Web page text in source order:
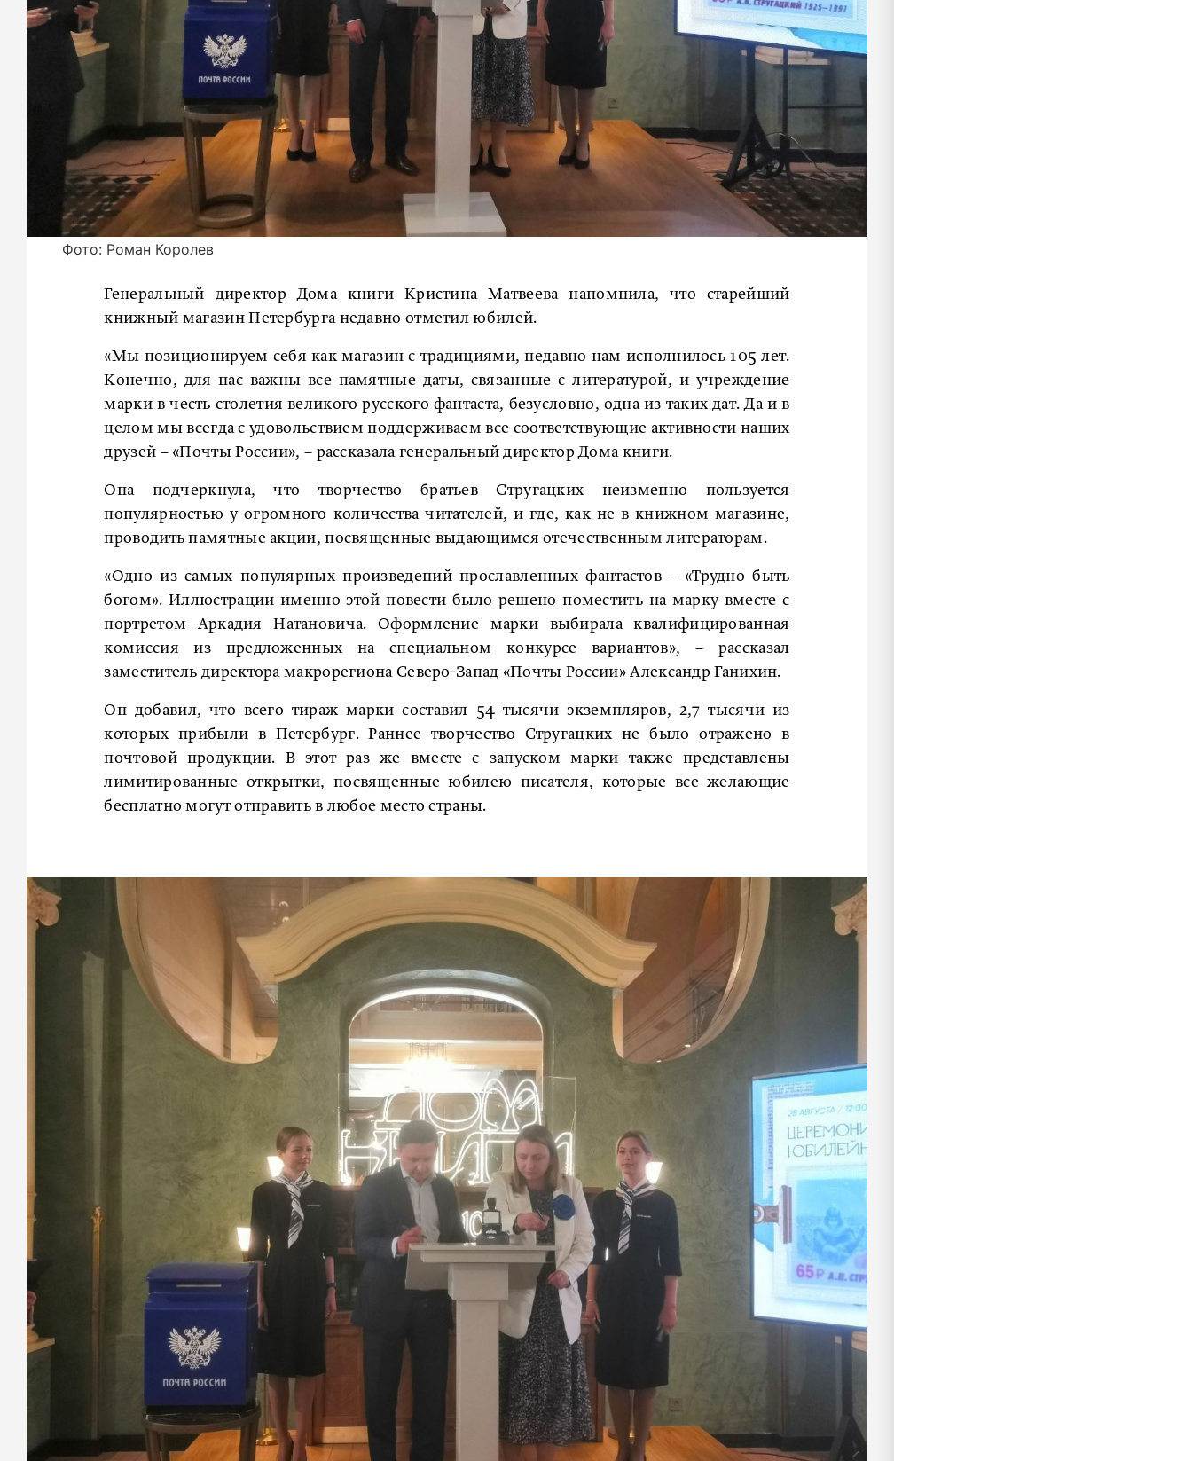
Фото: Роман Королев
Генеральный директор Дома книги Кристина Матвеева напомнила, что старейший
книжный магазин Петербурга недавно отметил юбилей.
«Мы позиционируем себя как магазин с традициями, недавно нам исполнилось 105 лет.
Конечно, для нас важны все памятные даты, связанные с литературой, и учреждение
марки в честь столетия великого русского фантаста, безусловно, одна из таких дат. Да и в
целом мы всегда с удовольствием поддерживаем все соответствующие активности наших
друзей – «Почты России», – рассказала генеральный директор Дома книги.
Она подчеркнула, что творчество братьев Стругацких неизменно пользуется
популярностью у огромного количества читателей, и где, как не в книжном магазине,
проводить памятные акции, посвященные выдающимся отечественным литераторам.
«Одно из самых популярных произведений прославленных фантастов – «Трудно быть
богом». Иллюстрации именно этой повести было решено поместить на марку вместе с
портретом Аркадия Натановича. Оформление марки выбирала квалифицированная
комиссия из предложенных на специальном конкурсе вариантов», – рассказал
заместитель директора макрорегиона Северо-Запад «Почты России» Александр Ганихин.
Он добавил, что всего тираж марки составил 54 тысячи экземпляров, 2,7 тысячи из
которых прибыли в Петербург. Раннее творчество Стругацких не было отражено в
почтовой продукции. В этот раз же вместе с запуском марки также представлены
лимитированные открытки, посвященные юбилею писателя, которые все желающие
бесплатно могут отправить в любое место страны.